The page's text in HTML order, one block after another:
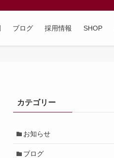
ブログ 採用情報 SHOP
カテゴリー
お知らせ
ブログ